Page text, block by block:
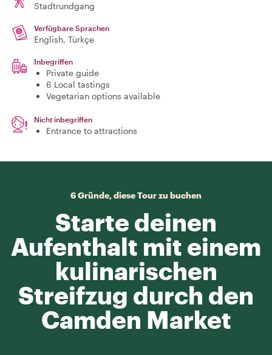
Stadtrundgang
Verfügbare Sprachen
English, Türkçe
Inbegriffen
Private guide
6 Local tastings
Vegetarian options available
Nicht inbegriffen
Entrance to attractions
6 Gründe, diese Tour zu buchen
Starte deinen
Aufenthalt mit einem
kulinarischen
Streifzug durch den
Camden Market